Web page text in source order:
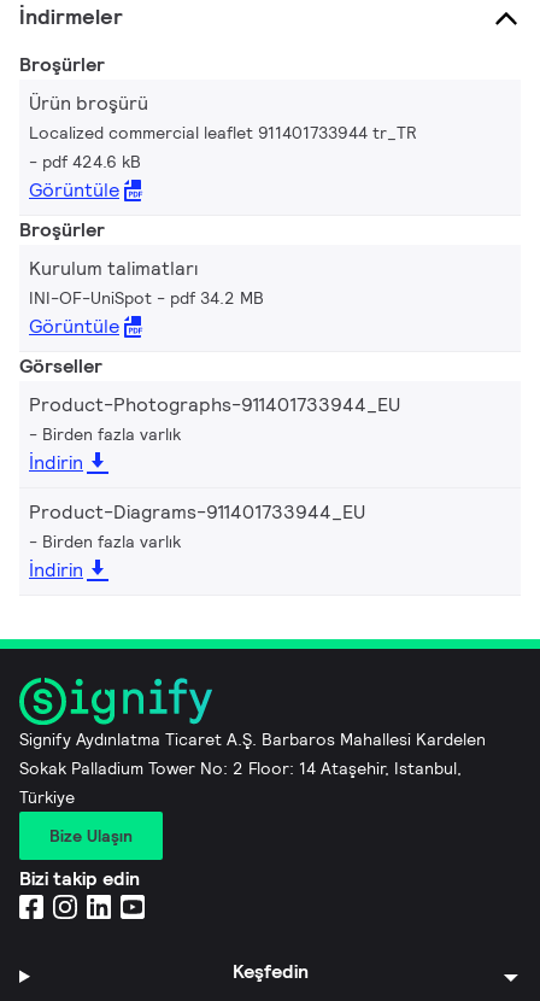
İndirmeler
Broşürler
Ürün broşürü
Localized commercial leaflet 911401733944 tr_TR
pdf 424.6 kB
Görüntüle
Broşürler
Kurulum talimatları
INI-OF-UniSpot pdf 34.2 MB
Görüntüle
Görseller
Product-Photographs-911401733944_EU
Birden fazla varlık
İndirin
Product-Diagrams-911401733944_EU
Birden fazla varlık
İndirin
Signify Aydınlatma Ticaret A.Ş. Barbaros Mahallesi Kardelen
Sokak Palladium Tower No: 2 Floor: 14 Ataşehir, Istanbul,
Türkiye
Bize Ulaşın
Bizi takip edin
Keşfedin